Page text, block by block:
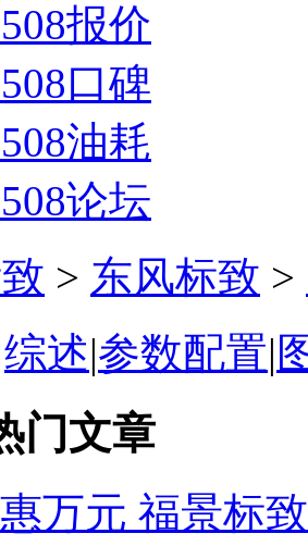
报价
口碑
油耗
论坛
> 东风标致 >
综述|参数配置|
门文章
万元 福景标